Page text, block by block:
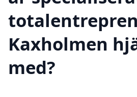
Kaxholmen
med?